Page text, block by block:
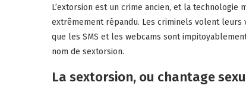
L’extorsion est un crime ancien, et la
extrêmement répandu. Les criminels volent leurs
que les SMS et les webcams sont
nom de sextorsion.
La sextorsion, ou chantage